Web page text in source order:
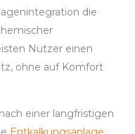
die
Nutzer einen
ohne auf Komfort
einer langfristigen